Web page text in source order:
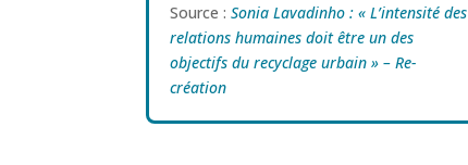
Source :Sonia Lavadinho : « L’intensité des
relations humaines doit être un des
objectifs du recyclage urbain » – Re-
création